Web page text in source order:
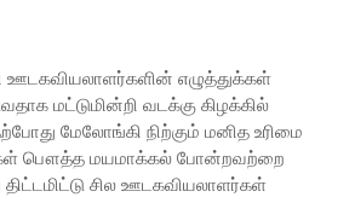
ஊடகவியலாளர்களின் எழுத்துக்கள்
மட்டுமின்றி வடக்கு கிழக்கில்
மேலோங்கி நிற்கும் மனித உரிமை
பௌத்த மயமாக்கல் போன்றவற்றை
சில ஊடகவியலாளர்கள்